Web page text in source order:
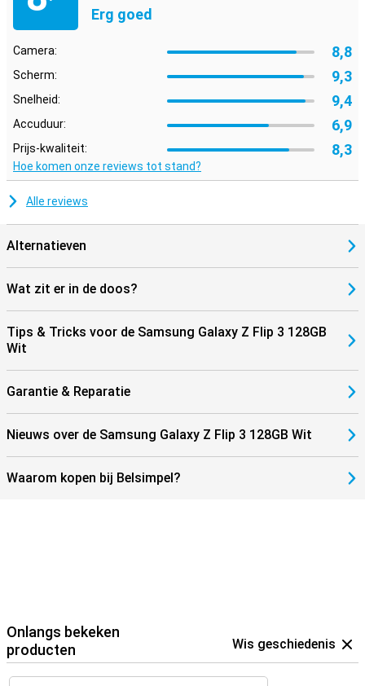
Erg goed
Camera: 8,8
Scherm: 9,3
Snelheid: 9,4
Accuduur: 6,9
Prijs-kwaliteit: 8,3
Hoe komen onze reviews tot stand?
Alle reviews
Alternatieven
Wat zit er in de doos?
Tips & Tricks voor de Samsung Galaxy Z Flip 3 128GB
Wit
Garantie & Reparatie
Nieuws over de Samsung Galaxy Z Flip 3 128GB Wit
Waarom kopen bij Belsimpel?
Onlangs bekeken
producten
Wis geschiedenis